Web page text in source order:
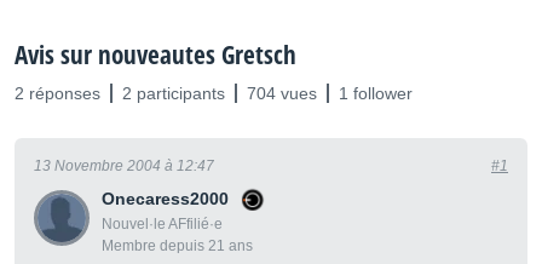
Avis sur nouveautes Gretsch
2 réponses 2 participants 704 vues 1 follower
Onecaress2000
Nouvel·le AFfilié·e
Membre depuis 21 ans
13 Novembre 2004 à 12:47 #1